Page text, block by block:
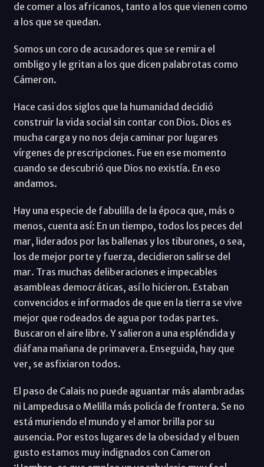
de comer a los africanos, tanto a los que vienen como
a los que se quedan.
Somos un coro de acusadores que se remira el
ombligo y le gritan a los que dicen palabrotas como
Cámeron.
Hace casi dos siglos que la humanidad decidió
construir la vida social sin contar con Dios. Dios es
mucha carga y no nos deja caminar por lugares
vírgenes de prescripciones. Fue en ese momento
cuando se descubrió que Dios no existía. En eso
andamos.
Hay una especie de fabulilla de la época que, más o
menos, cuenta así: En un tiempo, todos los peces del
mar, liderados por las ballenas y los tiburones, o sea,
los de mejor porte y fuerza, decidieron salirse del
mar. Tras muchas deliberaciones e impecables
asambleas democráticas, así lo hicieron. Estaban
convencidos e informados de que en la tierra se vive
mejor que rodeados de agua por todas partes.
Buscaron el aire libre. Y salieron a una espléndida y
diáfana mañana de primavera. Enseguida, hay que
ver, se asfixiaron todos.
El paso de Calais no puede aguantar más alambradas
ni Lampedusa o Melilla más policía de frontera. Se no
está muriendo el mundo y el amor brilla por su
ausencia. Por estos lugares de la obesidad y el buen
gusto estamos muy indignados con Cameron